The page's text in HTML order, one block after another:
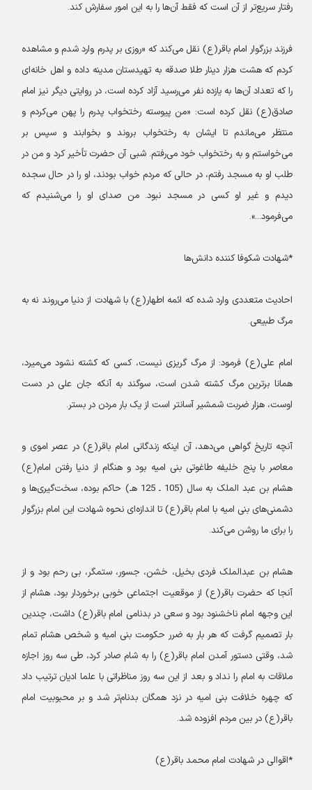
رفتار سریع‌تر از آن است که فقط آن‌ها را به این امور سفارش کند.
فرزند بزرگوار امام باقر(ع) نقل می‌کند که «روزی بر پدرم وارد شدم و مشاهده
کردم که هشت هزار دینار طلا صدقه به تهیدستان مدینه داده و اهل خانه‌ای
را که تعداد آن‌ها به یازده نفر می‌رسید آزاد کرده است، در روایتی دیگر نیز امام
صادق(ع) نقل کرده است: «من پیوسته رختخواب پدرم را پهن می‌کردم و
منتظر می‌ماندم تا ایشان به رختخواب بروند و بخوابند و سپس بر
می‌خواستم و به رختخواب خود می‌رفتم. شبی آن حضرت تأخیر کرد و من در
طلب او به مسجد رفتم، در حالی که مردم خواب بودند، او را در حال سجده
دیدم و غیر او کسی در مسجد نبود. من صدای او را می‌شنیدم که
می‌فرمود...».
*شهادت شکوفا کننده دانش‌ها
احادیث متعددی وارد شده که ائمه اطهار(ع) با شهادت از دنیا می‌روند نه به
مرگ طبیعی.
امام علی(ع) فرمود: از مرگ گریزی نیست، کسی که کشته نشود می‌میرد،
همانا برترین مرگ کشته شدن است، سوگند به آنکه جان علی در دست
اوست، هزار ضربت شمشیر آسانتر است از یک بار مردن در بستر.
آنچه تاریخ گواهی می‌دهد، آن اینکه زندگانی امام باقر(ع) در عصر اموی و
معاصر با پنج خلیفه طاغوتی بنی امیه بود و هنگام از دنیا رفتن امام(ع)
هشام بن عبد الملک به سال (105 ـ 125 هـ) حاکم بوده، سخت‌گیری‌ها و
دشمنی‌های بنی امیه با امام باقر(ع) تا اندازه‌ای نحوه شهادت این امام بزرگوار
را برای ما روشن می‌کند.
هشام بن عبدالملک فردی بخیل، خشن، جسور، ستمگر، بی رحم بود و از
آنجا که حضرت باقر(ع) از موقعیت اجتماعی خوبی برخوردار بود، هشام از
این وجهه امام ناخشنود بود و سعی در بدنامی امام باقر(ع) داشت، چندین
بار تصمیم گرفت که هر بار به ضرر حکومت بنی امیه و شخص هشام تمام
شد، وقتی دستور آمدن امام باقر(ع) را به شام صادر کرد، طی سه روز اجازه
ملاقات به امام را نداد و بعد از این سه روز مناظراتی با علما ادیان ترتیب داد
که چهره خلافت بنی امیه در نزد همگان بدنام‌تر شد و بر محبوبیت امام
باقر(ع) در بین مردم افزوده شد.
*اقوالی در شهادت امام محمد باقر(ع)